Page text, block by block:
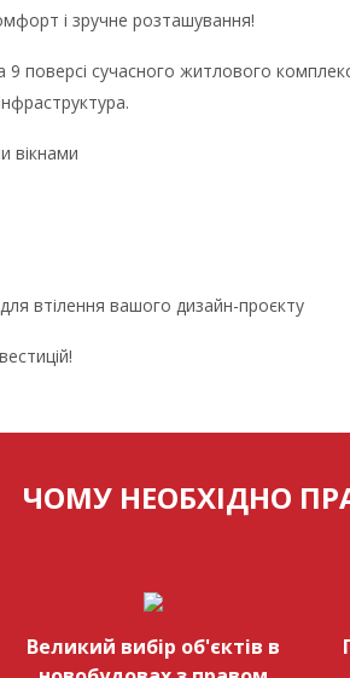
і зручне розташування!
сучасного житлового
вікнами
втілення вашого дизайн-проєкту
ЧОМУ НЕОБХІДНО
Великий вибір об'єктів в